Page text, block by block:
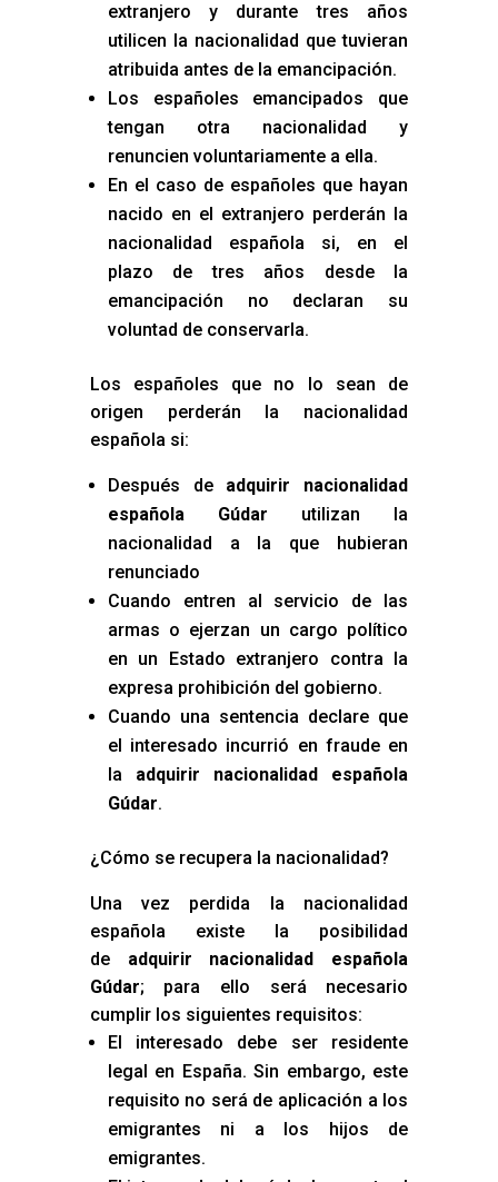
extranjero y durante tres años
utilicen la nacionalidad que tuvieran
atribuida antes de la emancipación.
Los españoles emancipados que
tengan otra nacionalidad y
renuncien voluntariamente a ella.
En el caso de españoles que hayan
nacido en el extranjero perderán la
nacionalidad española si, en el
plazo de tres años desde la
emancipación no declaran su
voluntad de conservarla.
Los españoles que no lo sean de
origen perderán la nacionalidad
española si:
Después de adquirir nacionalidad
española Gúdar utilizan la
nacionalidad a la que hubieran
renunciado
Cuando entren al servicio de las
armas o ejerzan un cargo político
en un Estado extranjero contra la
expresa prohibición del gobierno.
Cuando una sentencia declare que
el interesado incurrió en fraude en
la adquirir nacionalidad española
Gúdar.
¿Cómo se recupera la nacionalidad?
Una vez perdida la nacionalidad
española existe la posibilidad
de adquirir nacionalidad española
Gúdar; para ello será necesario
cumplir los siguientes requisitos:
El interesado debe ser residente
legal en España. Sin embargo, este
requisito no será de aplicación a los
emigrantes ni a los hijos de
emigrantes.